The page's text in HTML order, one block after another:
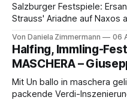
Salzburger Festspiele:
Strauss' Ariadne auf Naxos
Aufführung mit starken
Philharmonikern, szenisch
hinter den Erwartungen
Von Daniela Zimmermann 06
Halfing, Immling-
MASCHERA –
Mit Un ballo in maschera
packende Verdi-